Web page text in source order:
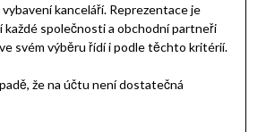
kanceláří. Reprezentace je
společnosti a obchodní partneři
svém výběru řídí i podle těchto kritérií.
že na účtu není dostatečná